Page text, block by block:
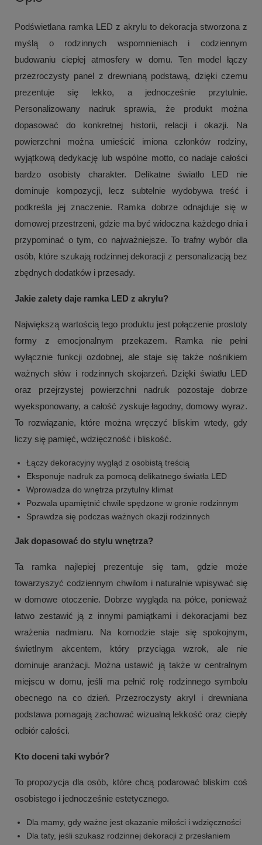
Podświetlana ramka LED z akrylu to dekoracja stworzona z
myślą o rodzinnych wspomnieniach i codziennym
budowaniu ciepłej atmosfery w domu. Ten model łączy
przezroczysty panel z drewnianą podstawą, dzięki czemu
prezentuje się lekko, a jednocześnie przytulnie.
Personalizowany nadruk sprawia, że produkt można
dopasować do konkretnej historii, relacji i okazji. Na
powierzchni można umieścić imiona członków rodziny,
wyjątkową dedykację lub wspólne motto, co nadaje całości
bardzo osobisty charakter. Delikatne światło LED nie
dominuje kompozycji, lecz subtelnie wydobywa treść i
podkreśla jej znaczenie. Ramka dobrze odnajduje się w
domowej przestrzeni, gdzie ma być widoczna każdego dnia i
przypominać o tym, co najważniejsze. To trafny wybór dla
osób, które szukają rodzinnej dekoracji z personalizacją bez
zbędnych dodatków i przesady.
Jakie zalety daje ramka LED z akrylu?
Największą wartością tego produktu jest połączenie prostoty
formy z emocjonalnym przekazem. Ramka nie pełni
wyłącznie funkcji ozdobnej, ale staje się także nośnikiem
ważnych słów i rodzinnych skojarzeń. Dzięki światłu LED
oraz przejrzystej powierzchni nadruk pozostaje dobrze
wyeksponowany, a całość zyskuje łagodny, domowy wyraz.
To rozwiązanie, które można wręczyć bliskim wtedy, gdy
liczy się pamięć, wdzięczność i bliskość.
Łączy dekoracyjny wygląd z osobistą treścią
Eksponuje nadruk za pomocą delikatnego światła LED
Wprowadza do wnętrza przytulny klimat
Pozwala upamiętnić chwile spędzone w gronie rodzinnym
Sprawdza się podczas ważnych okazji rodzinnych
Jak dopasować do stylu wnętrza?
Ta ramka najlepiej prezentuje się tam, gdzie może
towarzyszyć codziennym chwilom i naturalnie wpisywać się
w domowe otoczenie. Dobrze wygląda na półce, ponieważ
łatwo zestawić ją z innymi pamiątkami i dekoracjami bez
wrażenia nadmiaru. Na komodzie staje się spokojnym,
świetlnym akcentem, który przyciąga wzrok, ale nie
dominuje aranżacji. Można ustawić ją także w centralnym
miejscu w domu, jeśli ma pełnić rolę rodzinnego symbolu
obecnego na co dzień. Przezroczysty akryl i drewniana
podstawa pomagają zachować wizualną lekkość oraz ciepły
odbiór całości.
Kto doceni taki wybór?
To propozycja dla osób, które chcą podarować bliskim coś
osobistego i jednocześnie estetycznego.
Dla mamy, gdy ważne jest okazanie miłości i wdzięczności
Dla taty, jeśli szukasz rodzinnej dekoracji z przesłaniem